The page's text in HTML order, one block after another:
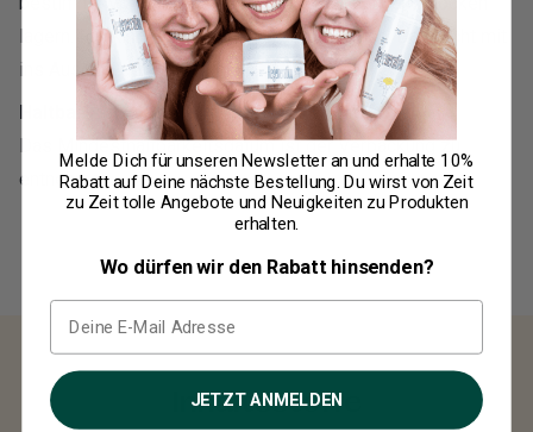
lagern. Für Kinder unzugänglich aufbewahren. Darf nicht mit
ins Ausland geführt werden.
Haltbarkeit:
Das Mindesthaltbarkeitsdatum ist der Verpackung zu
entnehmen.
Inhaltsstoffe
Melde Dich für unseren Newsletter an und erhalte 10%
Rabattauf Deine nächste Bestellung. Du wirst von Zeit
zu Zeit tolle Angebote und Neuigkeiten zu Produkten
erhalten.
Wo dürfen wir den Rabatt hinsenden?
JETZT ANMELDEN